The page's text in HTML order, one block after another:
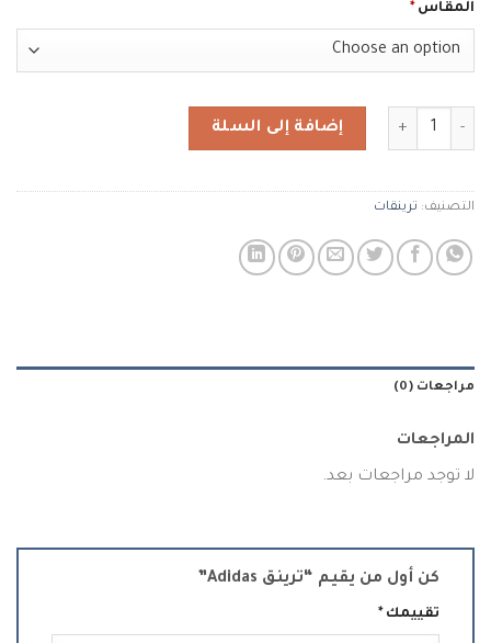
المقاس *
كمية ترينق Adidas
إضافة إلى السلة
التصنيف: ترينقات
مراجعات (0)
المراجعات
لا توجد مراجعات بعد.
كن أول من يقيم “ترينق Adidas”
تقييمك *